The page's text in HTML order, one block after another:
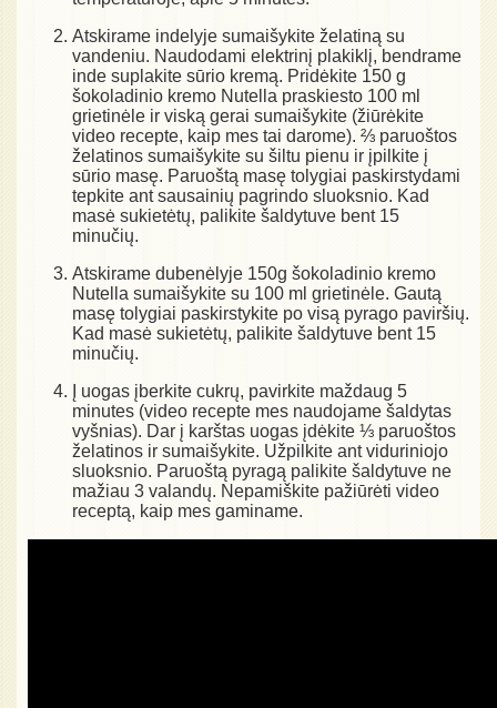
Atskirame indelyje sumaišykite želatiną su
vandeniu. Naudodami elektrinį plakiklį, bendrame
inde suplakite sūrio kremą. Pridėkite 150 g
šokoladinio kremo Nutella praskiesto 100 ml
grietinėle ir viską gerai sumaišykite (žiūrėkite
video recepte, kaip mes tai darome). ⅔ paruoštos
želatinos sumaišykite su šiltu pienu ir įpilkite į
sūrio masę. Paruoštą masę tolygiai paskirstydami
tepkite ant sausainių pagrindo sluoksnio. Kad
masė sukietėtų, palikite šaldytuve bent 15
minučių.
Atskirame dubenėlyje 150g šokoladinio kremo
Nutella sumaišykite su 100 ml grietinėle. Gautą
masę tolygiai paskirstykite po visą pyrago paviršių.
Kad masė sukietėtų, palikite šaldytuve bent 15
minučių.
Į uogas įberkite cukrų, pavirkite maždaug 5
minutes (video recepte mes naudojame šaldytas
vyšnias). Dar į karštas uogas įdėkite ⅓ paruoštos
želatinos ir sumaišykite. Užpilkite ant viduriniojo
sluoksnio. Paruoštą pyragą palikite šaldytuve ne
mažiau 3 valandų. Nepamiškite pažiūrėti video
receptą, kaip mes gaminame.